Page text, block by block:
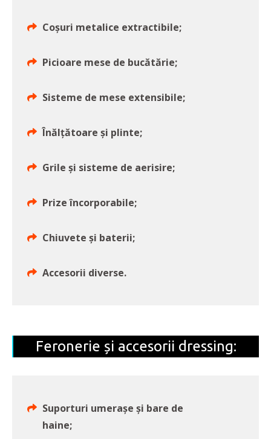
Coșuri metalice extractibile;
Picioare mese de bucătărie;
Sisteme de mese extensibile;
Înălțătoare și plinte;
Grile și sisteme de aerisire;
Prize încorporabile;
Chiuvete și baterii;
Accesorii diverse.
Feronerie și accesorii dressing:
Suporturi umerașe și bare de
haine;